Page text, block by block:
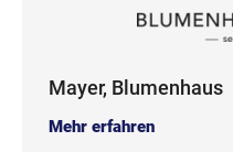
Mayer, Blumenhaus
Mehr erfahren